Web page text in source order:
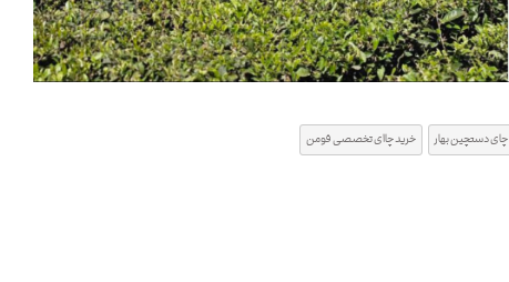
چای دستچین بهار خرید چاای تخصصی فومن